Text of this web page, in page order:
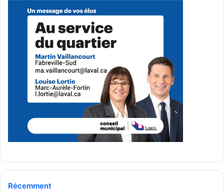
Récemment